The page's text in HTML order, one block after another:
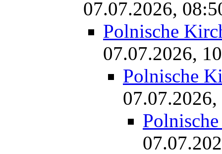
07.07.2026,
Polnische
07.07.2026,
Polnische